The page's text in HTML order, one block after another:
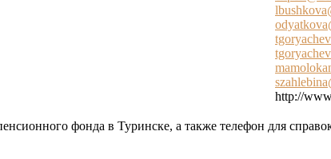
http://
фонда в Туринске, а также телефон для